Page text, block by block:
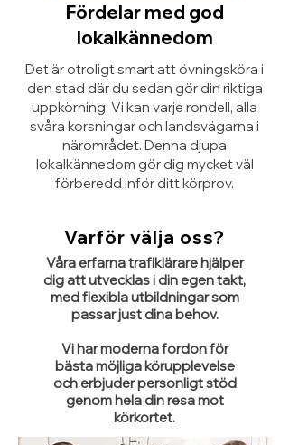
Fördelar med god
lokalkännedom
Det är otroligt smart att övningsköra i
den stad där du sedan gör din riktiga
uppkörning. Vi kan varje rondell, alla
svåra korsningar och landsvägarna i
närområdet. Denna djupa
lokalkännedom gör dig mycket väl
förberedd inför ditt körprov.
Varför välja oss?
Våra erfarna trafiklärare hjälper
dig att utvecklas i din egen takt,
med flexibla utbildningar som
passar just dina behov.
Vi har moderna fordon för
bästa möjliga körupplevelse
och erbjuder personligt stöd
genom hela din resa mot
körkortet.